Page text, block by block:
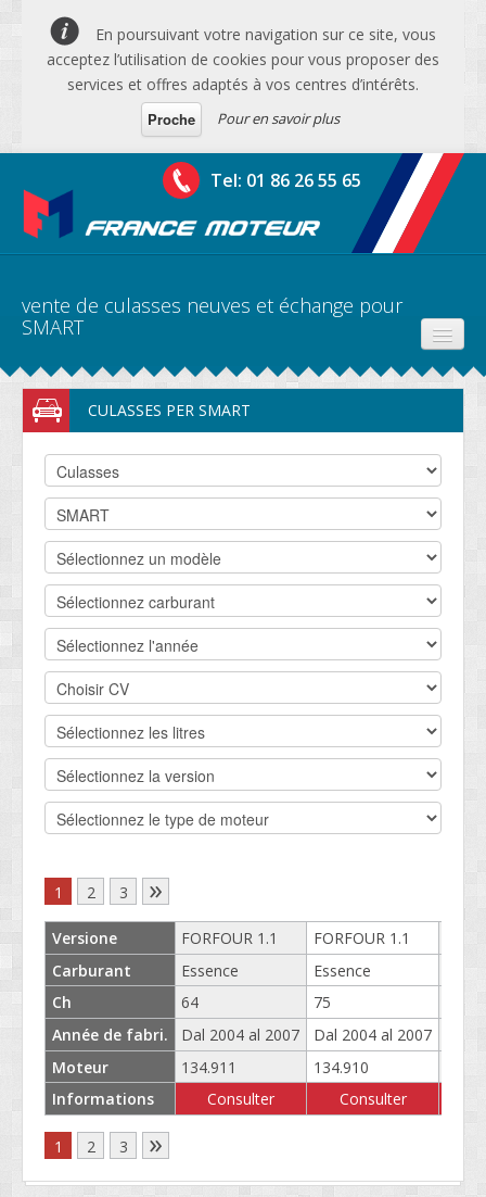
En poursuivant votre navigation sur ce site, vous
acceptez l’utilisation de cookies pour vous proposer des
services et offres adaptés à vos centres d’intérêts.
Proche
Pour en savoir plus
Tel: 01 86 26 55 65
vente de culasses neuves et échange pour
SMART
PRODUITS
DEVIS BV
CONTACT
SOCIETÉ
SERVICE CLIENTS
CONDITIONS
CULASSES PER SMART
1 2 3 »
Versione
Carburant
Ch
Année de fabri.
Moteur
Informations
FORFOUR 1.1
Essence
64
Dal 2004 al 2007
134.911
Consulter
FORFOUR 1.1
Essence
75
Dal 2004 al 2007
134.910
Consulter
1 2 3 »